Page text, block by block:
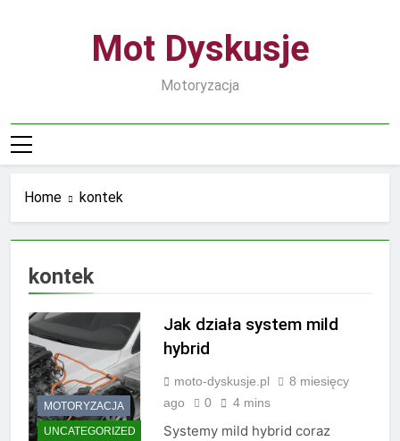
Mot Dyskusje
Motoryzacja
Home kontek
kontek
MOTORYZACJA
UNCATEGORIZED
Jak działa system mild
hybrid
moto-dyskusje.pl
8 miesięcy
ago
0 4 mins
Systemy mild hybrid coraz